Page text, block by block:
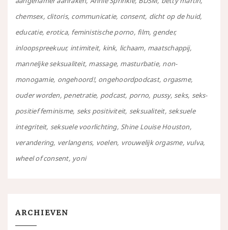
chemsex clitoris communicatie consent dicht op de huid
educatie erotica feministische porno film gender
inloopspreekuur intimiteit kink lichaam maatschappij
manneljke seksualiteit massage masturbatie non-
monogamie ongehoord! ongehoordpodcast orgasme
ouder worden penetratie podcast porno pussy seks seks-
positief feminisme seks positiviteit seksualiteit seksuele
integriteit seksuele voorlichting Shine Louise Houston
verandering verlangens voelen vrouwelijk orgasme vulva
wheel of consent yoni
ARCHIEVEN